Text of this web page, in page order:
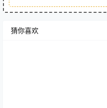
猜你喜欢